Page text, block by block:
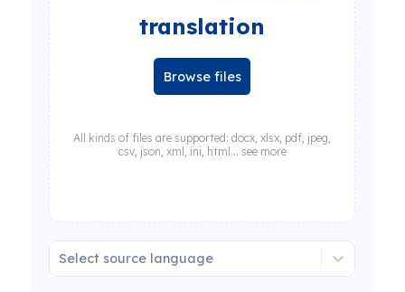
translation
Browse files
All kinds of files are supported: docx, xlsx, pdf, jpeg,
csv, json, xml, ini, html... see more
Select source language